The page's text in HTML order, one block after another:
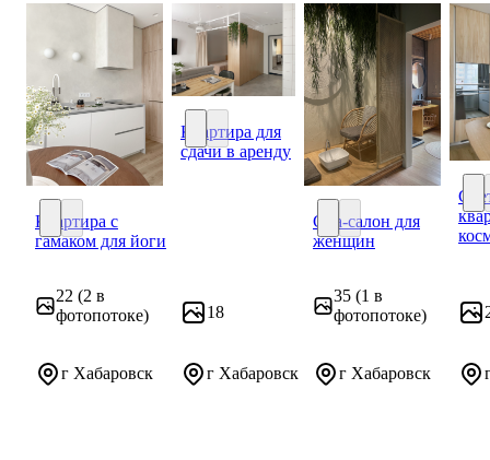
Квартира с гамаком для йоги
Квартира с
гамаком для йоги
22 (2 в
фотопотоке)
г Хабаровск
Квартира для сдачи в аренду
Квартира для
сдачи в аренду
18
г Хабаровск
Спа-салон для женщин
Спа-салон для
женщин
35 (1 в
фотопотоке)
г Хабаровск